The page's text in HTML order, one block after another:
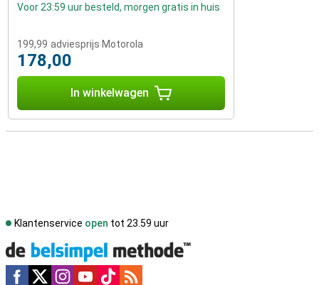
Voor 23:59 uur besteld, morgen gratis in huis
199,99 adviesprijs Motorola
178,00
In winkelwagen
Klantenservice open tot 23.59 uur
Social media